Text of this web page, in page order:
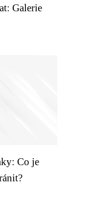
Galerie
Co je